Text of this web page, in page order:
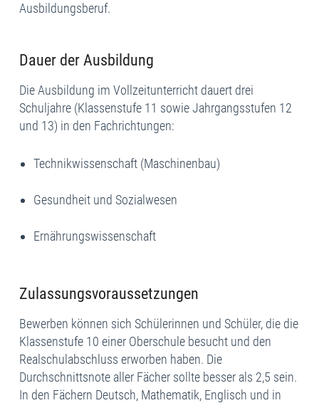
Ausbildungsberuf.
Dauer der Ausbildung
Die Ausbildung im Vollzeitunterricht dauert drei
Schuljahre (Klassenstufe 11 sowie Jahrgangsstufen 12
und 13) in den Fachrichtungen:
Technikwissenschaft (Maschinenbau)
Gesundheit und Sozialwesen
Ernährungswissenschaft
Zulassungsvoraussetzungen
Bewerben können sich Schülerinnen und Schüler, die die
Klassenstufe 10 einer Oberschule besucht und den
Realschulabschluss erworben haben. Die
Durchschnittsnote aller Fächer sollte besser als 2,5 sein.
In den Fächern Deutsch, Mathematik, Englisch und in